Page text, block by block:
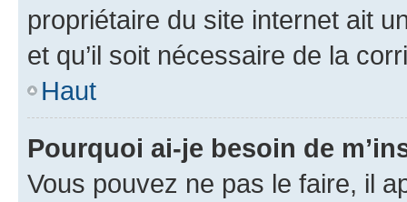
propriétaire du site internet ait
et qu’il soit nécessaire de la
Haut
Pourquoi ai-je besoin de
Vous pouvez ne pas le faire, il